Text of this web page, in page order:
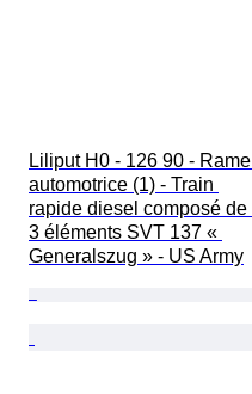
Liliput H0 - 126 90 - Rame
automotrice (1) - Train
rapide diesel composé de
3 éléments SVT 137 «
Generalszug » - US Army